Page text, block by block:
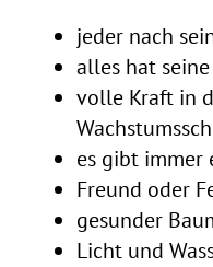
jeder nach
alles hat
volle Kraft in
es gibt immer
Freund oder
gesunder
Licht und